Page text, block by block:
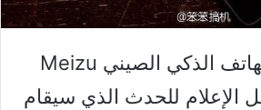
أرسلت صانعة الهاتف الذكي الصيني Meizu
الإعلام للحدث الذي سيقام